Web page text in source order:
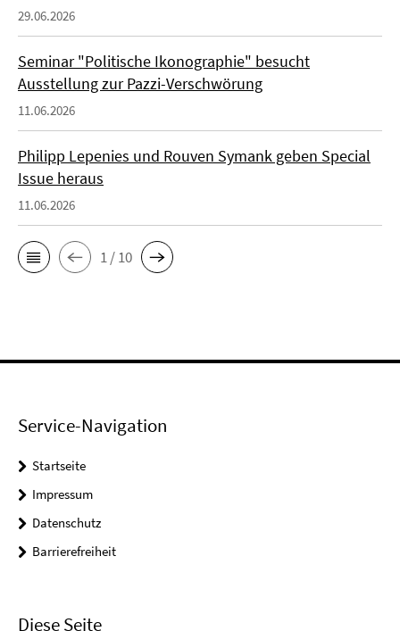
29.06.2026
Seminar "Politische Ikonographie" besucht
Ausstellung zur Pazzi-Verschwörung
11.06.2026
Philipp Lepenies und Rouven Symank geben Special
Issue heraus
11.06.2026
1 / 10
Service-Navigation
Startseite
Impressum
Datenschutz
Barrierefreiheit
Diese Seite